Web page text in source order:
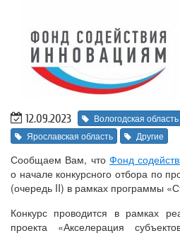
12.09.2023 Вологодская область
Ярославская область
Другие
Сообщаем Вам, что Фонд
о начале конкурсного отбора по
(очередь II) в рамках программы
Конкурс проводится в рамках
проекта «Акселерация